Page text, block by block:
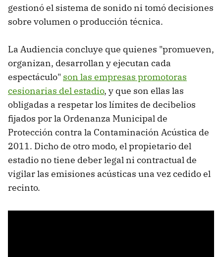
gestionó el sistema de sonido ni tomó decisiones
sobre volumen o producción técnica.
La Audiencia concluye que quienes "promueven,
organizan, desarrollan y ejecutan cada
espectáculo" son las empresas promotoras
cesionarias del estadio, y que son ellas las
obligadas a respetar los límites de decibelios
fijados por la Ordenanza Municipal de
Protección contra la Contaminación Acústica de
2011. Dicho de otro modo, el propietario del
estadio no tiene deber legal ni contractual de
vigilar las emisiones acústicas una vez cedido el
recinto.